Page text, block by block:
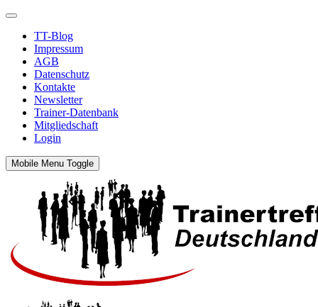
TT-Blog
Impressum
AGB
Datenschutz
Kontakte
Newsletter
Trainer-Datenbank
Mitgliedschaft
Login
Mobile Menu Toggle